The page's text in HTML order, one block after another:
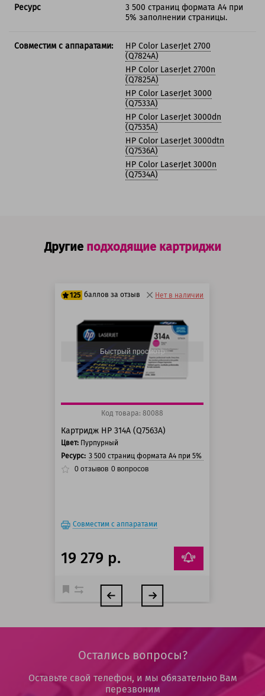
Ресурс
3 500 страниц формата А4 при
5% заполнении страницы.
Совместим с аппаратами:
HP Color LaserJet 2700
(Q7824A)
HP Color LaserJet 2700n
(Q7825A)
HP Color LaserJet 3000
(Q7533A)
HP Color LaserJet 3000dn
(Q7535A)
HP Color LaserJet 3000dtn
(Q7536A)
HP Color LaserJet 3000n
(Q7534A)
Другие подходящие картриджи
125 баллов за отзыв
100 баллов
125 баллов
Нет в наличии
Быстрый просмотр
Код товара: 80088
Картридж HP 314A (Q7563A)
Цвет: Пурпурный
Ресурс: 3 500 страниц формата А4 при 5% заполнении
0 отзывов 0 вопросов
Совместим с аппаратами
19 279 р.
Остались вопросы?
Оставьте свой телефон, и мы обязательно Вам
перезвоним